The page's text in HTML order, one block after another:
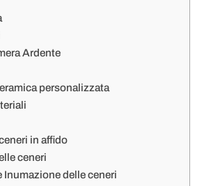
Ardente
personalizzata
in affido
ceneri
Inumazione delle ceneri